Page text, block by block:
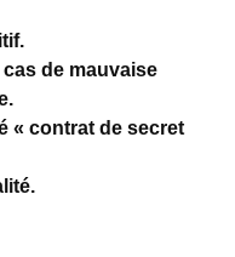
de mauvaise
« contrat de secret